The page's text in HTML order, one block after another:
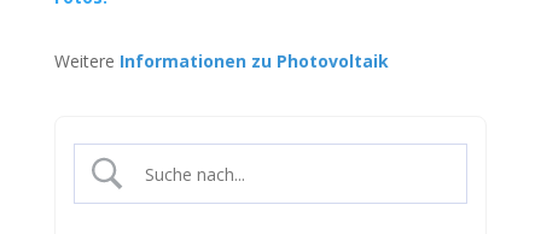
Weitere Informationen zu Photovoltaik